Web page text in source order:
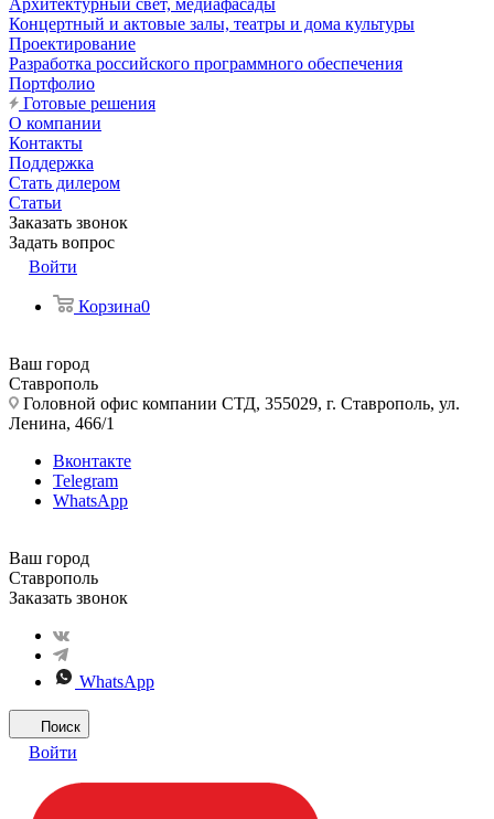
Архитектурный свет, медиафасады
Концертный и актовые залы, театры и дома культуры
Проектирование
Разработка российского программного обеспечения
Портфолио
Готовые решения
О компании
Контакты
Поддержка
Стать дилером
Статьи
Заказать звонок
Задать вопрос
Войти
Корзина0
Ваш город
Ставрополь
Головной офис компании СТД, 355029, г. Ставрополь, ул.
Ленина, 466/1
Вконтакте
Telegram
WhatsApp
Ваш город
Ставрополь
Заказать звонок
WhatsApp
Поиск
Войти